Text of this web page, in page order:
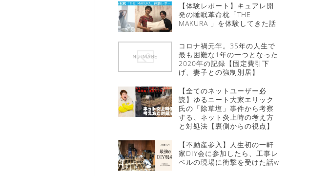
【体験レポート】キュアレ開
発の睡眠革命枕「THE
MAKURA 」を体験してきた話
コロナ禍元年。35年の人生で
最も困難な1年の一つとなった
2020年の記録【固定費引下
げ、妻子との強制別居】
【全てのネットユーザー必
読】ゆるニート大家エリック
氏の「除草塩」事件から考察
する、ネット炎上時の考え方
と対処法【裏側からの視点】
【不動産参入】人生初の一軒
家DIY会に参加したら、工事レ
ベルの現場に衝撃を受けた話w